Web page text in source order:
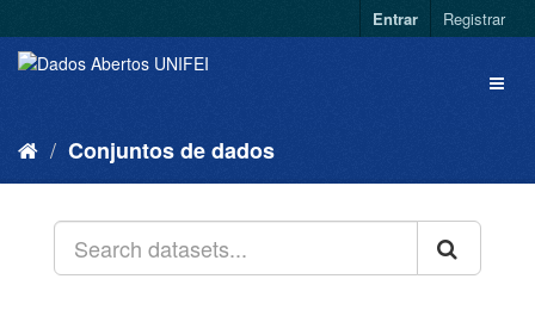
Entrar Registrar
Conjuntos de dados